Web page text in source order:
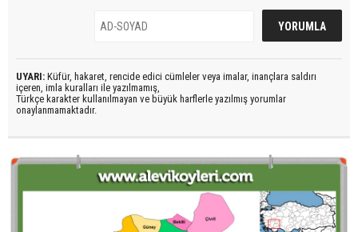
UYARI: Küfür, hakaret, rencide edici cümleler veya imalar, inançlara saldırı
içeren, imla kuralları ile yazılmamış,
Türkçe karakter kullanılmayan ve büyük harflerle yazılmış yorumlar
onaylanmamaktadır.